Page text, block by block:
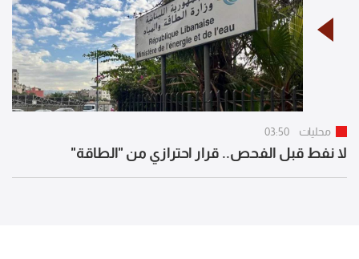
محليات 03:50
لا نفط قبل الفحص.. قرار احترازي من "الطاقة"